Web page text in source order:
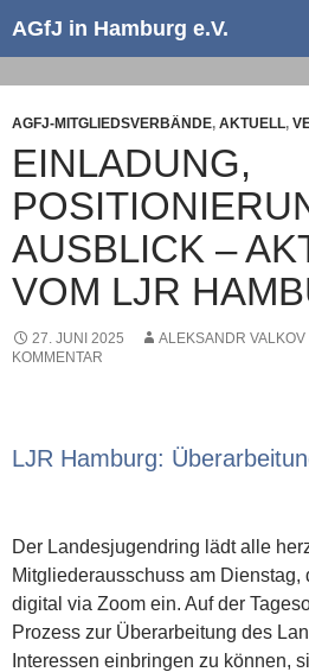
AGfJ in Hamburg e.V.
AGFJ-MITGLIEDSVERBÄNDE, AKTUELL,
EINLADUNG,
AUSBLICK –
VOM LJR
27. JUNI 2025 ALEKSANDR VALKOV
KOMMENTAR
LJR Hamburg:
Der Landesjugendring lädt alle
Mitgliederausschuss am Dienstag,
digital via Zoom ein. Auf der
Prozess zur Überarbeitung des
Interessen einbringen zu können,